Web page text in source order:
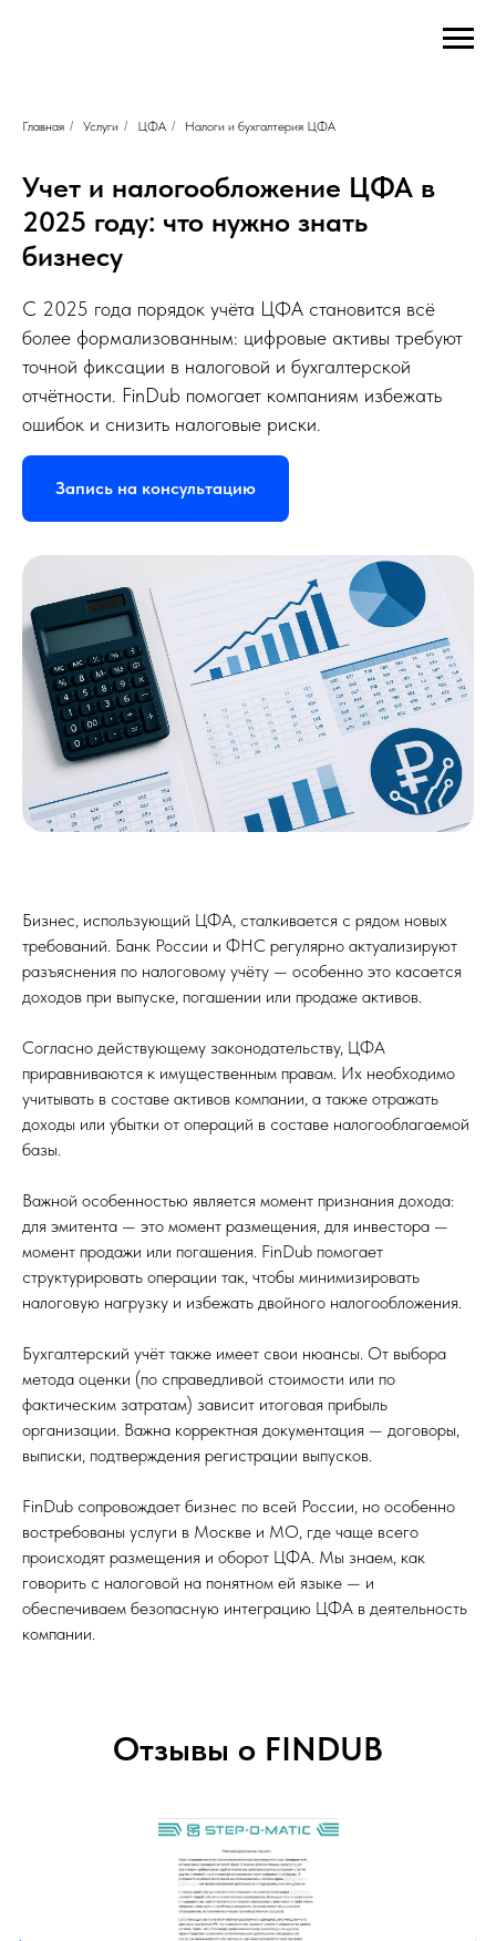
Привлечение
бизнеса
компании
льготы
оптимизация
Патентование
и
защита
ИС
Инновационные
кластеры
управление
Контакты
111024
Москва ,
Телефон:
499
Электронная
почта:
finansovyyeuslugi@mail.ru
Главная / Услуги / ЦФА / Налоги и бухгалтерия ЦФА
Учет и налогообложение ЦФА в
2025 году: что нужно знать
бизнесу
С 2025 года порядок учёта ЦФА становится всё
более формализованным: цифровые активы требуют
точной фиксации в налоговой и бухгалтерской
отчётности. FinDub помогает компаниям избежать
ошибок и снизить налоговые риски.
Запись на консультацию
Бизнес, использующий ЦФА, сталкивается с рядом новых
требований. Банк России и ФНС регулярно актуализируют
разъяснения по налоговому учёту — особенно это касается
доходов при выпуске, погашении или продаже активов.
Согласно действующему законодательству, ЦФА
приравниваются к имущественным правам. Их необходимо
учитывать в составе активов компании, а также отражать
доходы или убытки от операций в составе налогооблагаемой
базы.
Важной особенностью является момент признания дохода:
для эмитента — это момент размещения, для инвестора —
момент продажи или погашения. FinDub помогает
структурировать операции так, чтобы минимизировать
налоговую нагрузку и избежать двойного налогообложения.
Бухгалтерский учёт также имеет свои нюансы. От выбора
метода оценки (по справедливой стоимости или по
фактическим затратам) зависит итоговая прибыль
организации. Важна корректная документация — договоры,
выписки, подтверждения регистрации выпусков.
FinDub сопровождает бизнес по всей России, но особенно
востребованы услуги в Москве и МО, где чаще всего
происходят размещения и оборот ЦФА. Мы знаем, как
говорить с налоговой на понятном ей языке — и
обеспечиваем безопасную интеграцию ЦФА в деятельность
компании.
Отзывы о FINDUB